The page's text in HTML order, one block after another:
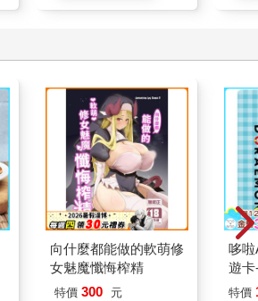
向什麼都能做的軟萌修
女魅魔懺悔榨精
特價 300 元
哆啦
遊
代銷
特價